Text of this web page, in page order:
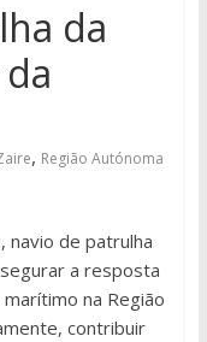
da
, Região Autónoma
navio de patrulha
a resposta
na Região
contribuir